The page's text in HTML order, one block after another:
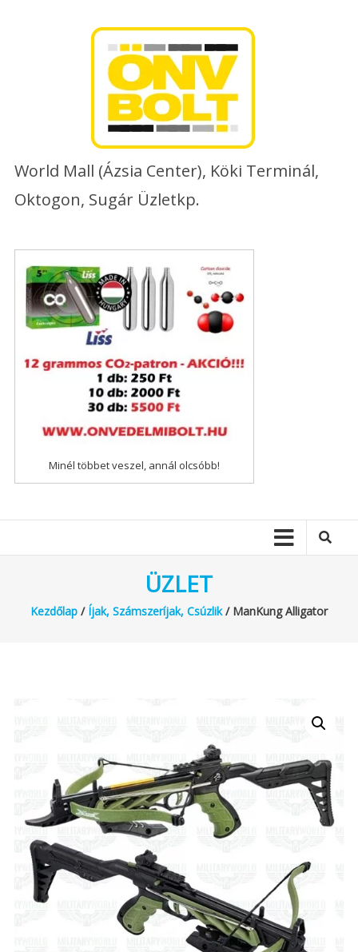
World Mall (Ázsia Center), Köki Terminál,
Oktogon, Sugár Üzletkp.
Minél többet veszel, annál olcsóbb!
ÜZLET
Kezdőlap/ Íjak, Számszeríjak, Csúzlik/ ManKung Alligator